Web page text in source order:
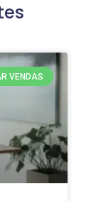
VENDAS